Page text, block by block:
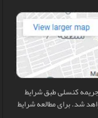
کنسلی طبق شرایط
خواهد شد. برای مطالعه شرایط